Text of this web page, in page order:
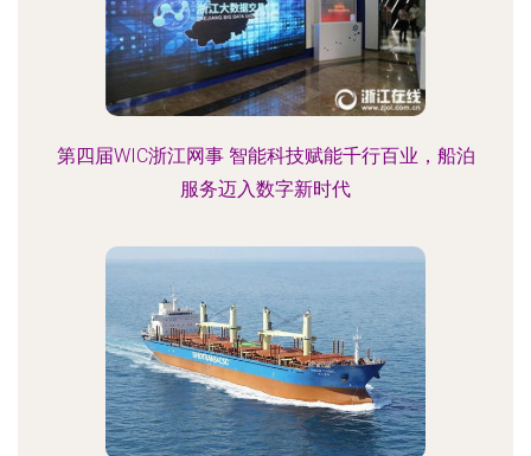
第四届WIC浙江网事 智能科技赋能千行百业，船泊
服务迈入数字新时代